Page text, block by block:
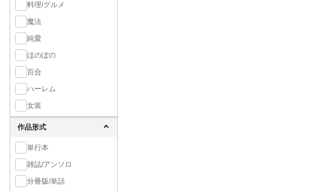
料理/グルメ
魔法
純愛
ほのぼの
百合
ハーレム
女装
作品形式
単行本
雑誌/アンソロ
分冊版/単話